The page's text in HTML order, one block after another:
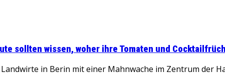
sollten wissen, woher ihre Tomaten und
in Berin mit einer Mahnwache im Zentrum der